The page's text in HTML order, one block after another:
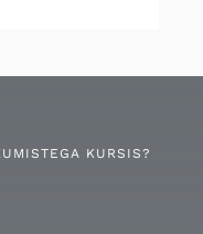
KURSIS?